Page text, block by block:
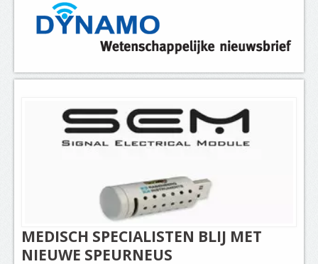
MEDISCH SPECIALISTEN BLIJ MET
NIEUWE SPEURNEUS